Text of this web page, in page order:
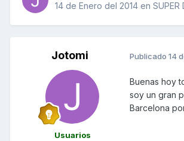
14 de Enero del 2014 en SUPER
Jotomi
Usuarios
Publicado 14
Buenas hoy
soy un gran
Barcelona